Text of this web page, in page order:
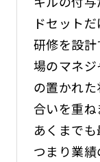
ドセット
研修を設
場のマネ
の置かれ
合いを重ね
あくまでも
つまり業